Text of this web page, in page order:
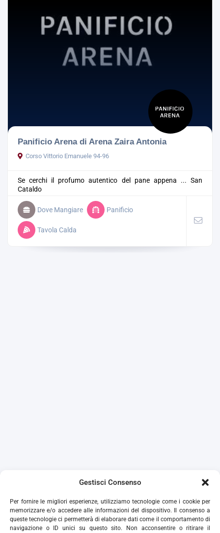
Gestisci Consenso
Per fornire le migliori esperienze, utilizziamo tecnologie come i cookie per
memorizzare e/o accedere alle informazioni del dispositivo. Il consenso a
queste tecnologie ci permetterà di elaborare dati come il comportamento di
navigazione o ID unici su questo sito. Non acconsentire o ritirare il
Panificio Arena di Arena Zaira Antonia
Corso Vittorio Emanuele 94-96
Se cerchi il profumo autentico del pane appena ... San
Cataldo
Dove Mangiare Panificio
Tavola Calda